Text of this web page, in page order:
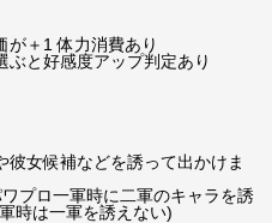
が＋1 体力消費あり
ぶと好感度アップ判定あり
女候補などを誘って出かけま
プロ一軍時に二軍のキャラを誘
時は一軍を誘えない)